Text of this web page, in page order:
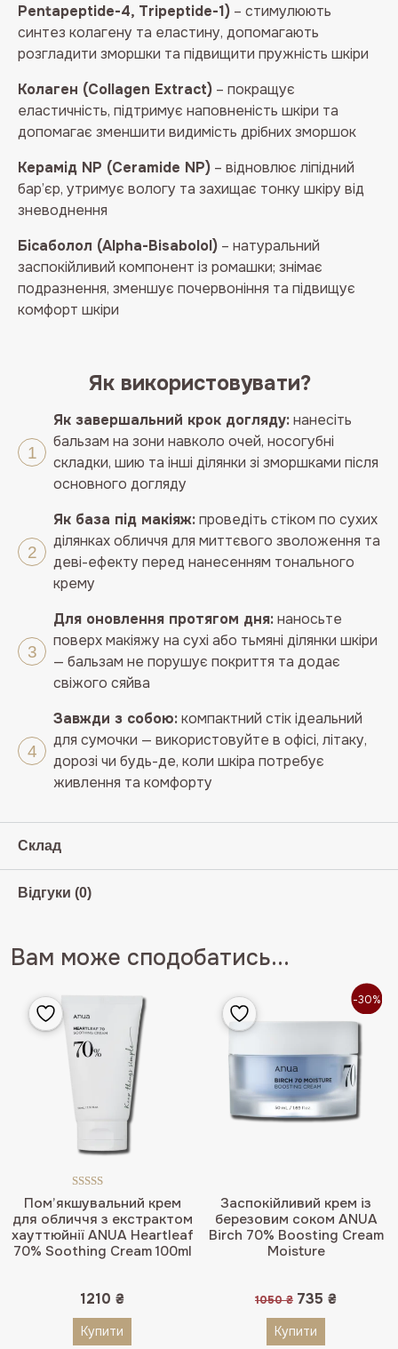
Pentapeptide-4, Tripeptide-1) – стимулюють
синтез колагену та еластину, допомагають
розгладити зморшки та підвищити пружність шкіри
Колаген (Collagen Extract) – покращує
еластичність, підтримує наповненість шкіри та
допомагає зменшити видимість дрібних зморшок
Керамід NP (Ceramide NP) – відновлює ліпідний
бар’єр, утримує вологу та захищає тонку шкіру від
зневоднення
Бісаболол (Alpha-Bisabolol) – натуральний
заспокійливий компонент із ромашки; знімає
подразнення, зменшує почервоніння та підвищує
комфорт шкіри
Як використовувати?
Як завершальний крок догляду:нанесіть
бальзам на зони навколо очей, носогубні
складки, шию та інші ділянки зі зморшками після
основного догляду
Як база під макіяж:проведіть стіком по сухих
ділянках обличчя для миттєвого зволоження та
деві-ефекту перед нанесенням тонального
крему
Для оновлення протягом дня:наносьте
поверх макіяжу на сухі або тьмяні ділянки шкіри
— бальзам не порушує покриття та додає
свіжого сяйва
Завжди з собою:компактний стік ідеальний
для сумочки — використовуйте в офісі, літаку,
дорозі чи будь-де, коли шкіра потребує
живлення та комфорту
Склад
Відгуки (0)
Вам може сподобатись...
Пом’якшувальний крем
для обличчя з екстрактом
хауттюйнії ANUA Heartleaf
70% Soothing Cream 100ml
5.00з 5
1210 ₴
Купити
-30%
Заспокійливий крем із
березовим соком ANUA
Birch 70% Boosting Cream
Moisture
1050₴ Оригінальна
1050 ₴.
735 ₴Поточна
Купити